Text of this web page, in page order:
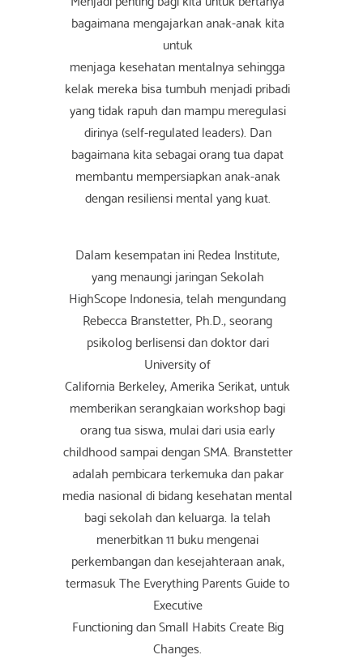
bagaimana mengajarkan anak-anak kita
untuk
menjaga kesehatan mentalnya sehingga
kelak mereka bisa tumbuh menjadi pribadi
yang tidak rapuh dan mampu meregulasi
dirinya (self-regulated leaders). Dan
bagaimana kita sebagai orang tua dapat
membantu mempersiapkan anak-anak
dengan resiliensi mental yang kuat.
Dalam kesempatan ini Redea Institute,
yang menaungi jaringan Sekolah
HighScope Indonesia, telah mengundang
Rebecca Branstetter, Ph.D., seorang
psikolog berlisensi dan doktor dari
University of
California Berkeley, Amerika Serikat, untuk
memberikan serangkaian workshop bagi
orang tua siswa, mulai dari usia early
childhood sampai dengan SMA. Branstetter
adalah pembicara terkemuka dan pakar
media nasional di bidang kesehatan mental
bagi sekolah dan keluarga. Ia telah
menerbitkan 11 buku mengenai
perkembangan dan kesejahteraan anak,
termasuk The Everything Parents Guide to
Executive
Functioning dan Small Habits Create Big
Changes.